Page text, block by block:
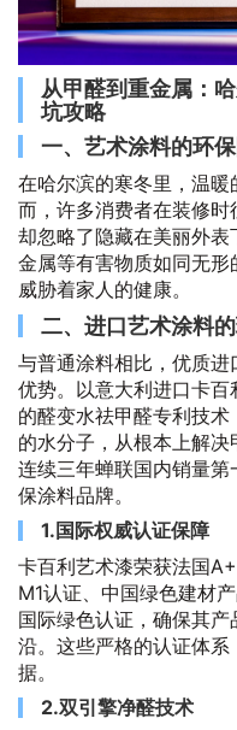
从甲醛到重金属：
坑攻略
一、艺术涂料的环
在哈尔滨的寒冬里，温
而，许多消费者在装修时
却忽略了隐藏在美丽外
金属等有害物质如同无形
威胁着家人的健康。
二、进口艺术涂料
与普通涂料相比，优质
优势。以意大利进口卡
的醛变水祛甲醛专利技
的水分子，从根本上解
连续三年蝉联国内销量
保涂料品牌。
1.国际权威认证保障
卡百利艺术漆荣获法国
M1认证、中国绿色建材
国际绿色认证，确保其
沿。这些严格的认证体
据。
2.双引擎净醛技术